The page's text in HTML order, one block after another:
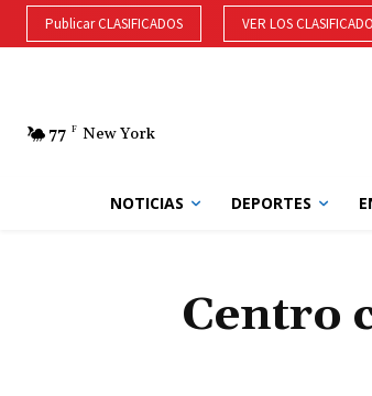
Publicar CLASIFICADOS VER LOS
77 F New York
NOTICIAS DEPORTES
Centro